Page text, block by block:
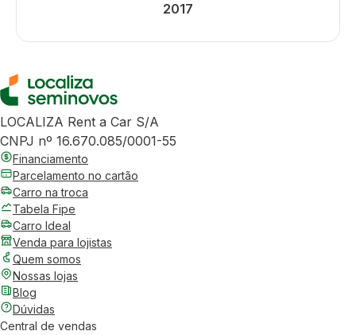
2017
LOCALIZA Rent a Car S/A
CNPJ nº 16.670.085/0001-55
Financiamento
Parcelamento no cartão
Carro na troca
Tabela Fipe
Carro Ideal
Venda para lojistas
Quem somos
Nossas lojas
Blog
Dúvidas
Central de vendas